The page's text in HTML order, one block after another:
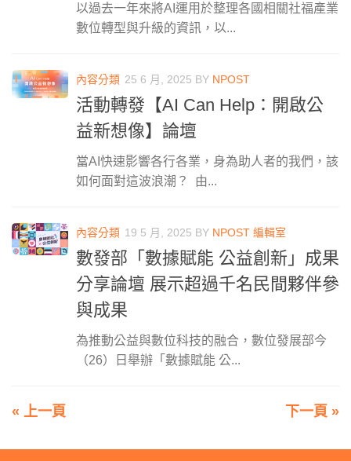
以過去一年來將AI運用於整理各國相關社福產業
數位轉型與升級的資訊，以...
內容分類 25 6 月, 2025 BY NPOST
活動轉發【AI Can Help：開啟公
益新想像】論壇
當AI快速影響各行各業，身為助人者的我們，該
如何面對這波浪潮？ 由...
內容分類 19 5 月, 2025 BY NPOST 編輯室
數發部「數據賦能 公益創新」成果
分享論壇 展示超過千名民間夥伴參
與成果
為推動公益與數位科技的融合，數位發展部今
（26）日舉辦「數據賦能 公...
« 上一頁 下一頁 »